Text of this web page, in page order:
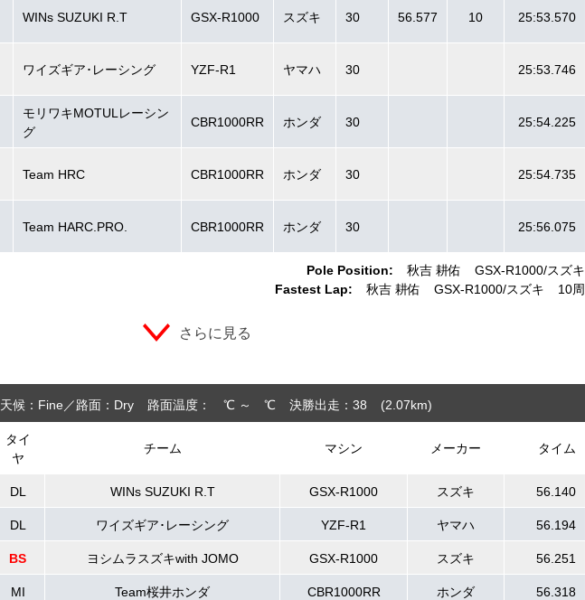
Pole Position: 秋吉 耕佑 GSX-R1000 スズキ
Fastest Lap:
秋吉 耕佑 GSX-R1000 スズキ 10周
WINs SUZUKI R.T GSX-R1000 スズキ 30 56.577 10 25:53.570
ワイズギア･レーシング YZF-R1 ヤマハ 30 25:53.746
モリワキMOTULレーシン
グ
CBR1000RR ホンダ 30 25:54.225
Team HRC CBR1000RR ホンダ 30 25:54.735
Team HARC.PRO. CBR1000RR ホンダ 30 25:56.075
さらに見る
天候：Fine 路面：Dry 路面温度： ℃ ～ ℃ 決勝出走：38 (2.07km)
タイ
ヤ
チーム マシン メーカー タイム
DL WINs SUZUKI R.T GSX-R1000 スズキ 56.140
DL ワイズギア･レーシング YZF-R1 ヤマハ 56.194
BS ヨシムラスズキwith JOMO GSX-R1000 スズキ 56.251
MI Team桜井ホンダ CBR1000RR ホンダ 56.318